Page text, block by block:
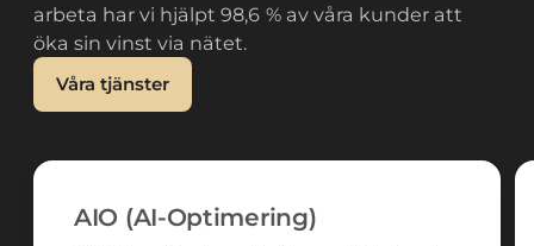
arbeta har vi hjälpt 98,6 % av våra kunder att
öka sin vinst via nätet.
Våra tjänster
AIO (AI-Optimering)